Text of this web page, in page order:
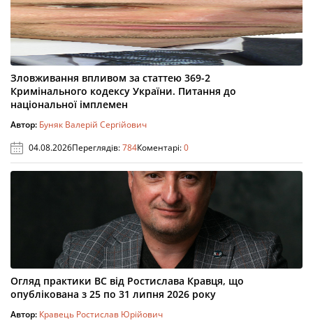
Зловживання впливом за статтею 369-2
Кримінального кодексу України. Питання до
національної імплемен
Автор: Буняк Валерій Сергійович
04.08.2026Переглядів:784Коментарі:0
Огляд практики ВС від Ростислава Кравця, що
опублікована з 25 по 31 липня 2026 року
Автор: Кравець Ростислав Юрійович